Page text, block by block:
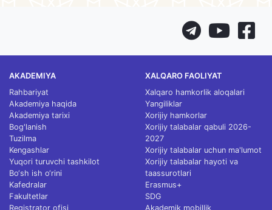
AKADEMIYA
Rahbariyat
Akademiya haqida
Akademiya tarixi
Bog'lanish
Tuzilma
Kengashlar
Yuqori turuvchi tashkilot
Bo‘sh ish o‘rini
Kafedralar
Fakultetlar
Registrator ofisi
XALQARO FAOLIYAT
Xalqaro hamkorlik aloqalari
Yangiliklar
Xorijiy hamkorlar
Xorijiy talabalar qabuli 2026-
2027
Xorijiy talabalar uchun ma'lumot
Xorijiy talabalar hayoti va
taassurotlari
Erasmus+
SDG
Akademik mobillik